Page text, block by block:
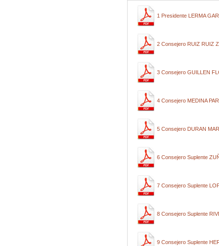
1 Presidente LERMA
2 Consejero RUIZ RUIZ
3 Consejero GUILLEN
4 Consejero MEDINA
5 Consejero DURAN
6 Consejero Suplente
7 Consejero Suplente
8 Consejero Suplente
9 Consejero Suplente